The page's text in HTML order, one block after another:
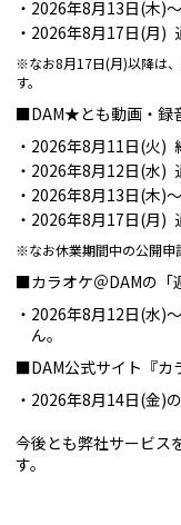
2026年8月13日(木)
2026年8月17日(月)
※なお8月17日(月)以降は
す。
■DAM★とも動画・録
2026年8月11日(火)
2026年8月12日(水)
2026年8月13日(木)
2026年8月17日(月)
※なお休業期間中の公開申
■カラオケ＠DAMの「
2026年8月12日(水)
ん。
■DAM公式サイト『カ
2026年8月14日(金)
今後とも弊社サービス
す。